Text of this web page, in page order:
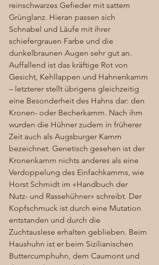
reinschwarzes Gefieder mit sattem
Grünglanz. Hieran passen sich
Schnabel und Läufe mit ihrer
schiefergrauen Farbe und die
dunkelbraunen Augen sehr gut an.
Auffallend ist das kräftige Rot von
Gesicht, Kehllappen und Hahnenkamm
– letzterer stellt übrigens gleichzeitig
eine Besonderheit des Hahns dar: den
Kronen- oder Becherkamm. Nach ihm
wurden die Hühner zudem in früherer
Zeit auch als Augsburger Kamm
bezeichnet. Genetisch gesehen ist der
Kronenkamm nichts anderes als eine
Verdoppelung des Einfachkamms, wie
Horst Schmidt im «Handbuch der
Nutz- und Rassehühner» schreibt. Der
Kopfschmuck ist durch eine Mutation
entstanden und durch die
Zuchtauslese erhalten geblieben. Beim
Haushuhn ist er beim Sizilianischen
Buttercumphuhn, dem Caumont und